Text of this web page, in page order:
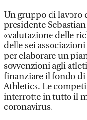
Un gruppo di lavoro
presidente
«valutazione delle
delle sei
per elaborare un
sovvenzioni agli
finanziare il fondo di
Athletics. Le
interrotte in tutto il
coronavirus.